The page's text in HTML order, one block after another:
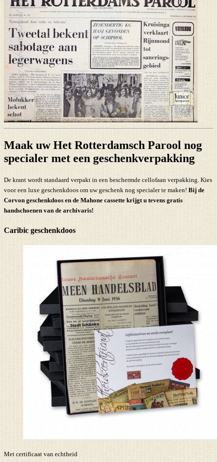
Maak uw Het Rotterdamsch Parool nog
specialer met een geschenkverpakking
De krant wordt standaard verpakt in een beschermde cellofaan verpakking. Kies
voor een luxe geschenkdoos om uw geschenk nog specialer te maken! Bij de
Corvon geschenkdoos en de Mahone cassette krijgt u tevens gratis
handschoenen van de archivaris!
Caribic geschenkdoos
Met certificaat van echtheid